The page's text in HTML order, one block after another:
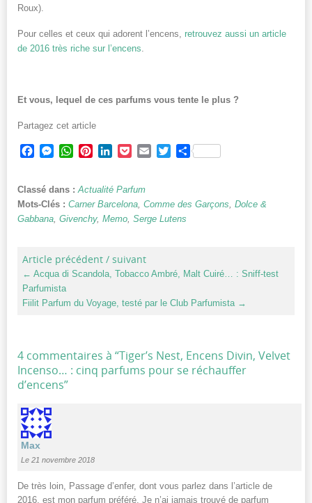
Roux).
Pour celles et ceux qui adorent l’encens, retrouvez aussi un article
de 2016 très riche sur l’encens.
Et vous, lequel de ces parfums vous tente le plus ?
Partagez cet article
Facebook
Messenger
WhatsApp
PinterestLinkedInPocketEmailTwitterPartager
Classé dans :Actualité Parfum
Mots-Clés : Carner Barcelona, Comme des Garçons, Dolce &
Gabbana, Givenchy, Memo, Serge Lutens
Article précédent / suivant
← Acqua di Scandola, Tobacco Ambré, Malt Cuiré… : Sniff-test
Parfumista
Fiilit Parfum du Voyage, testé par le Club Parfumista →
4 commentaires à “Tiger’s Nest, Encens Divin, Velvet
Incenso… : cinq parfums pour se réchauffer
d’encens”
Max
Le 21 novembre 2018
De très loin, Passage d’enfer, dont vous parlez dans l’article de
2016, est mon parfum préféré. Je n’ai jamais trouvé de parfum